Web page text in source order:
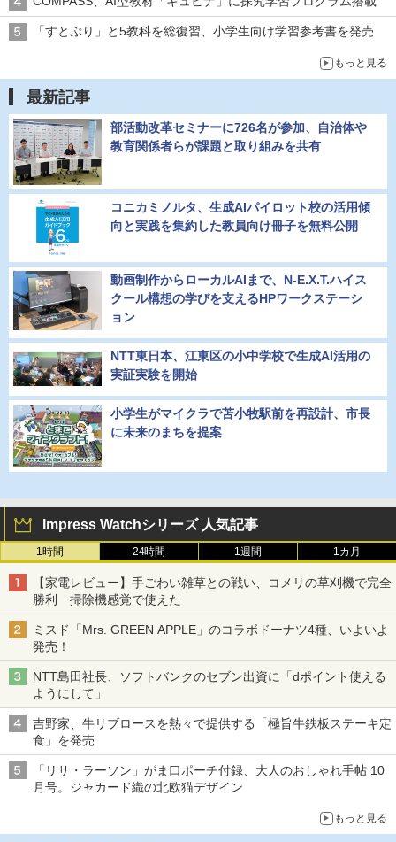
「すとぷり」と5教科を総復習、小学生向け学習参考書を発売
もっと見る
最新記事
部活動改革セミナーに726名が参加、自治体や
教育関係者らが課題と取り組みを共有
コニカミノルタ、生成AIパイロット校の活用傾
向と実践を集約した教員向け冊子を無料公開
動画制作からローカルAIまで、N-E.X.T.ハイス
クール構想の学びを支えるHPワークステーシ
ョン
NTT東日本、江東区の小中学校で生成AI活用の
実証実験を開始
小学生がマイクラで苫小牧駅前を再設計、市長
に未来のまちを提案
Impress Watchシリーズ 人気記事
1時間 24時間 1週間 1カ月
【家電レビュー】手ごわい雑草との戦い、コメリの草刈機で完全
勝利 掃除機感覚で使えた
ミスド「Mrs. GREEN APPLE」のコラボドーナツ4種、いよいよ
発売！
NTT島田社長、ソフトバンクのセブン出資に「dポイント使える
ようにして」
吉野家、牛リブロースを熱々で提供する「極旨牛鉄板ステーキ定
食」を発売
「リサ・ラーソン」がま口ポーチ付録、大人のおしゃれ手帖 10
月号。ジャカード織の北欧猫デザイン
もっと見る